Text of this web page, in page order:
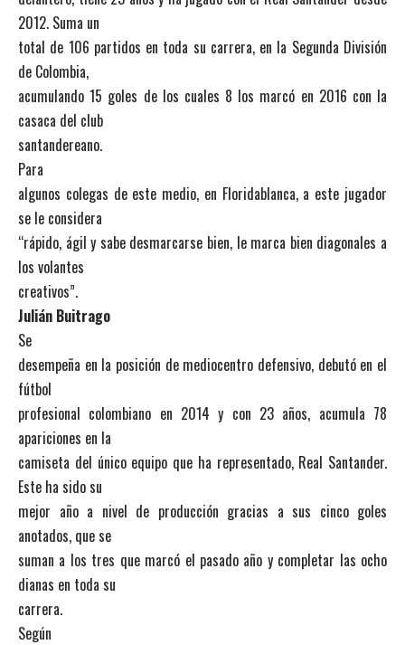
2012. Suma un
total de 106 partidos en toda su carrera, en la Segunda División
de Colombia,
acumulando 15 goles de los cuales 8 los marcó en 2016 con la
casaca del club
santandereano.
Para
algunos colegas de este medio, en Floridablanca, a este jugador
se le considera
“rápido, ágil y sabe desmarcarse bien, le marca bien diagonales a
los volantes
creativos”.
Julián Buitrago
Se
desempeña en la posición de mediocentro defensivo, debutó en el
fútbol
profesional colombiano en 2014 y con 23 años, acumula 78
apariciones en la
camiseta del único equipo que ha representado, Real Santander.
Este ha sido su
mejor año a nivel de producción gracias a sus cinco goles
anotados, que se
suman a los tres que marcó el pasado año y completar las ocho
dianas en toda su
carrera.
Según